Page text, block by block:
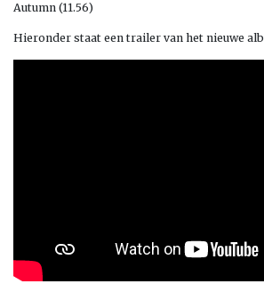
Autumn (11.56)
Hieronder staat een trailer van het nieuwe